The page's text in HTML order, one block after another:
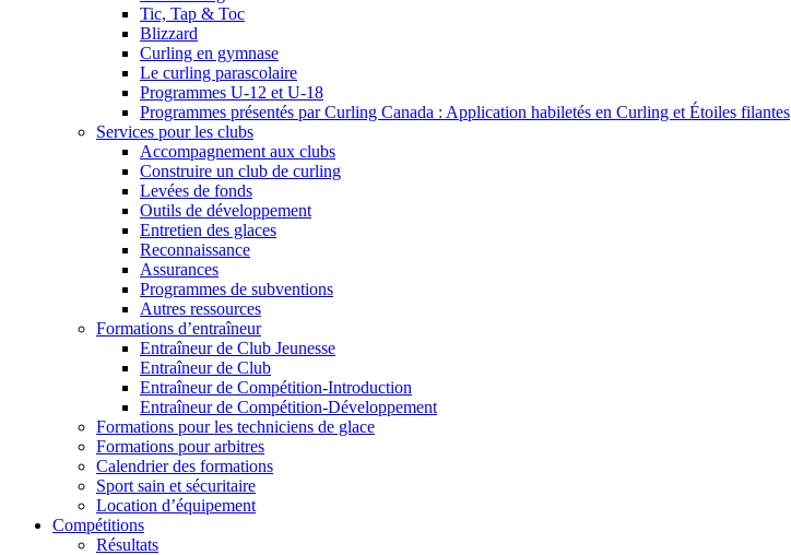
Tic, Tap & Toc
Blizzard
Curling en gymnase
Le curling parascolaire
Programmes U-12 et U-18
Programmes présentés par Curling Canada : Application habiletés en Curling et Étoiles filantes
Services pour les clubs
Accompagnement aux clubs
Construire un club de curling
Levées de fonds
Outils de développement
Entretien des glaces
Reconnaissance
Assurances
Programmes de subventions
Autres ressources
Formations d’entraîneur
Entraîneur de Club Jeunesse
Entraîneur de Club
Entraîneur de Compétition-Introduction
Entraîneur de Compétition-Développement
Formations pour les techniciens de glace
Formations pour arbitres
Calendrier des formations
Sport sain et sécuritaire
Location d’équipement
Compétitions
Résultats